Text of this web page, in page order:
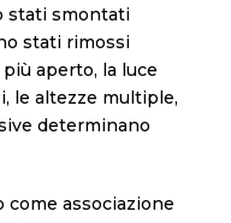
stati smontati
stati rimossi
più aperto, la luce
le altezze multiple,
determinano
come associazione